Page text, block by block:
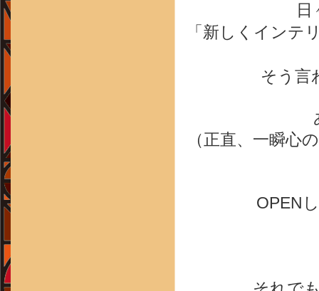
「 新しくインテ
そう言
（正直、 一瞬心
OPEN